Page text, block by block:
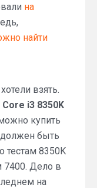
на
найти
взять.
Core i3 8350K
купить
быть
тестам 8350K
7400. Дело в
на